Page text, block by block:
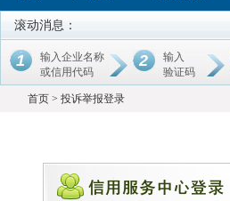
滚动消息：
1
输入企业名称
或信用代码
2
输入
验证码
首页 > 投诉举报登录